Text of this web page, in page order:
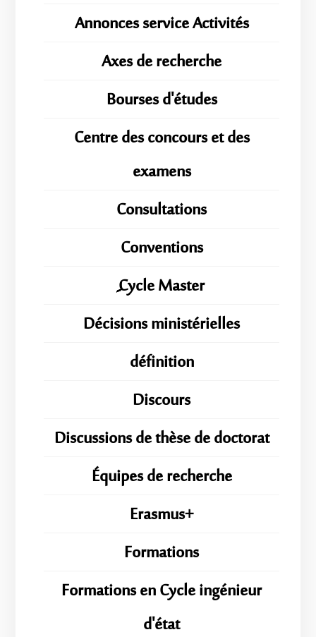
Annonces service Activités
Axes de recherche
Bourses d'études
Centre des concours et des
examens
Consultations
Conventions
ِِِCycle Master
Décisions ministérielles
définition
Discours
Discussions de thèse de doctorat
Équipes de recherche
Erasmus+
Formations
Formations en Cycle ingénieur
d'état